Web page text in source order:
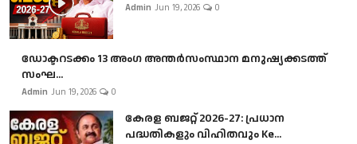
Admin Jun 19, 2026 0
ഡോക്ടറടക്കം 13 അംഗ അന്തർസംസ്ഥാന മനുഷ്യക്കടത്ത്
സംഘ...
Admin Jun 19, 2026 0
കേരള ബജറ്റ് 2026-27: പ്രധാന
പദ്ധതികളും വിഹിതവും Ke...